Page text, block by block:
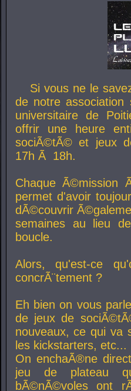
Si vous ne le
de notre
universitaire de
offrir une heure
sociÃ©tÃ© et jeux
17h Ã 18h.
Chaque Ã©mission
permet d'avoir
dÃ©couvrir
semaines au lieu
boucle.
Alors, qu'est-ce
concrÃ¨tement ?
Eh bien on vous
de jeux de
nouveaux, ce qui va
les kickstarters, etc...
On enchaÃ®ne
jeu de plateau
bÃ©nÃ©voles ont